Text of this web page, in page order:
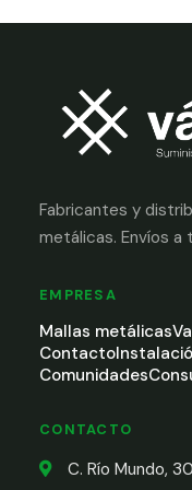
Fabricantes y
metálicas. Envíos a
EMPRESA
Mallas metálicas
Contacto
Comunidades
CONTACTO
C. Río Mundo,